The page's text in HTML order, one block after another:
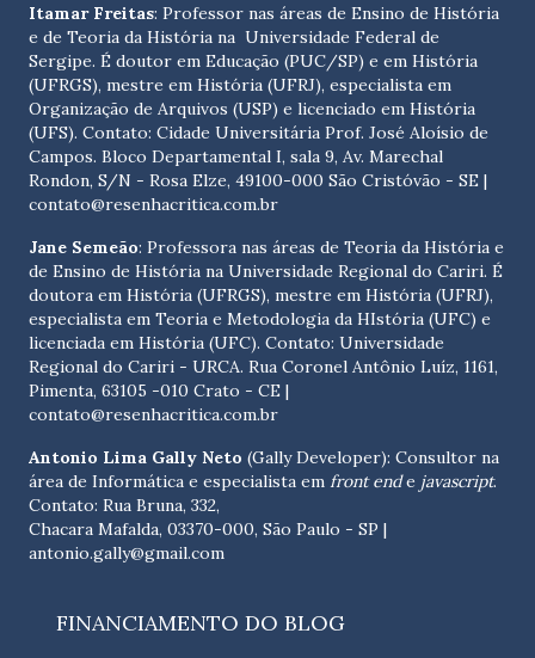
Itamar Freitas: Professor nas áreas de Ensino de História
e de Teoria da História na Universidade Federal de
Sergipe. É doutor em Educação (PUC/SP) e em História
(UFRGS), mestre em História (UFRJ), especialista em
Organização de Arquivos (USP) e licenciado em História
(UFS). Contato: Cidade Universitária Prof. José Aloísio de
Campos. Bloco Departamental I, sala 9, Av. Marechal
Rondon, S/N - Rosa Elze, 49100-000 São Cristóvão - SE |
contato@resenhacritica.com.br
Jane Semeão: Professora nas áreas de Teoria da História e
de Ensino de História na Universidade Regional do Cariri. É
doutora em História (UFRGS), mestre em História (UFRJ),
especialista em Teoria e Metodologia da HIstória (UFC) e
licenciada em História (UFC). Contato: Universidade
Regional do Cariri - URCA. Rua Coronel Antônio Luíz, 1161,
Pimenta, 63105 -010 Crato - CE |
contato@resenhacritica.com.br
Antonio Lima Gally Neto (Gally Developer): Consultor na
área de Informática e especialista em front ende javascript.
Contato: Rua Bruna, 332,
Chacara Mafalda, 03370-000, São Paulo - SP |
antonio.gally@gmail.com
FINANCIAMENTO DO BLOG